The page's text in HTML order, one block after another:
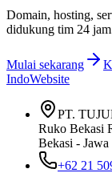
Domain, hosting,
didukung tim 24
Mulai sekarang
IndoWebsite
PT.
Ruko Bekasi
Bekasi - Jawa
+62 21